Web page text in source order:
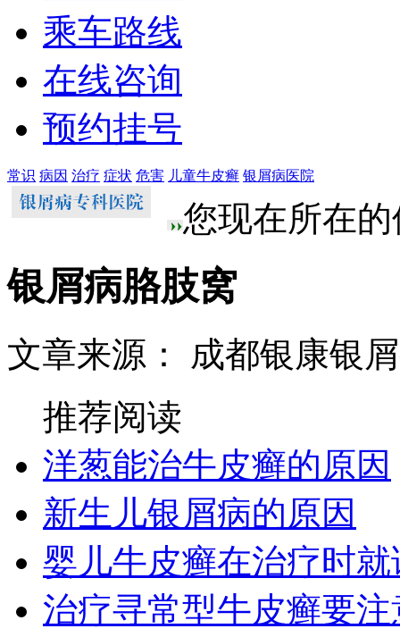
乘车路线
在线咨询
预约挂号
常识 病因 治疗 症状 危害 儿童牛皮癣 银屑病医院
您现在所在
银屑病胳肢窝
文章来源： 成都银康银
推荐阅读
洋葱能治牛皮癣的原因
新生儿银屑病的原因
婴儿牛皮癣在治疗时就
治疗寻常型牛皮癣要注